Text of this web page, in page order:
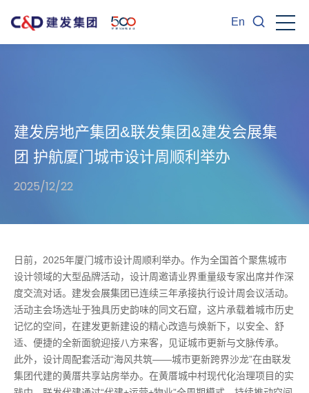
En
建发房地产集团&联发集团&建发会展集
团 护航厦门城市设计周顺利举办
2025/12/22
日前，2025年厦门城市设计周顺利举办。作为全国首个聚焦城市
设计领域的大型品牌活动，设计周邀请业界重量级专家出席并作深
度交流对话。建发会展集团已连续三年承接执行设计周会议活动。
活动主会场选址于独具历史韵味的同文石窟，这片承载着城市历史
记忆的空间，在建发更新建设的精心改造与焕新下，以安全、舒
适、便捷的全新面貌迎接八方来客，见证城市更新与文脉传承。
此外，设计周配套活动“海风共筑——城市更新跨界沙龙”在由联发
集团代建的黄厝共享站房举办。在黄厝城中村现代化治理项目的实